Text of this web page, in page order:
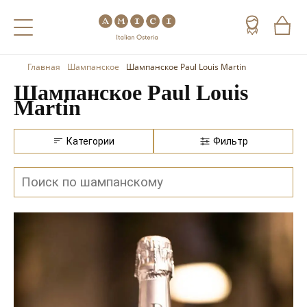
Назад
Холодные напитки
Чай
Кофе
Назад
Вино
Шампанское
Игристое вино
Портвейн
Красные вина
Белые вина
Назад
Виски
Коньяк
Арманьяк
Текила
Главная Шампанское Шампанское Paul Louis Martin
Шампанское Paul Louis
Martin
Категории Фильтр